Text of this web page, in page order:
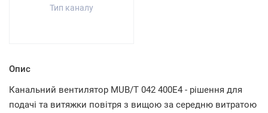
Тип каналу
Опис
Канальний вентилятор MUB/T 042 400E4 - рішення для
подачі та витяжки повітря з вищою за середню витратою